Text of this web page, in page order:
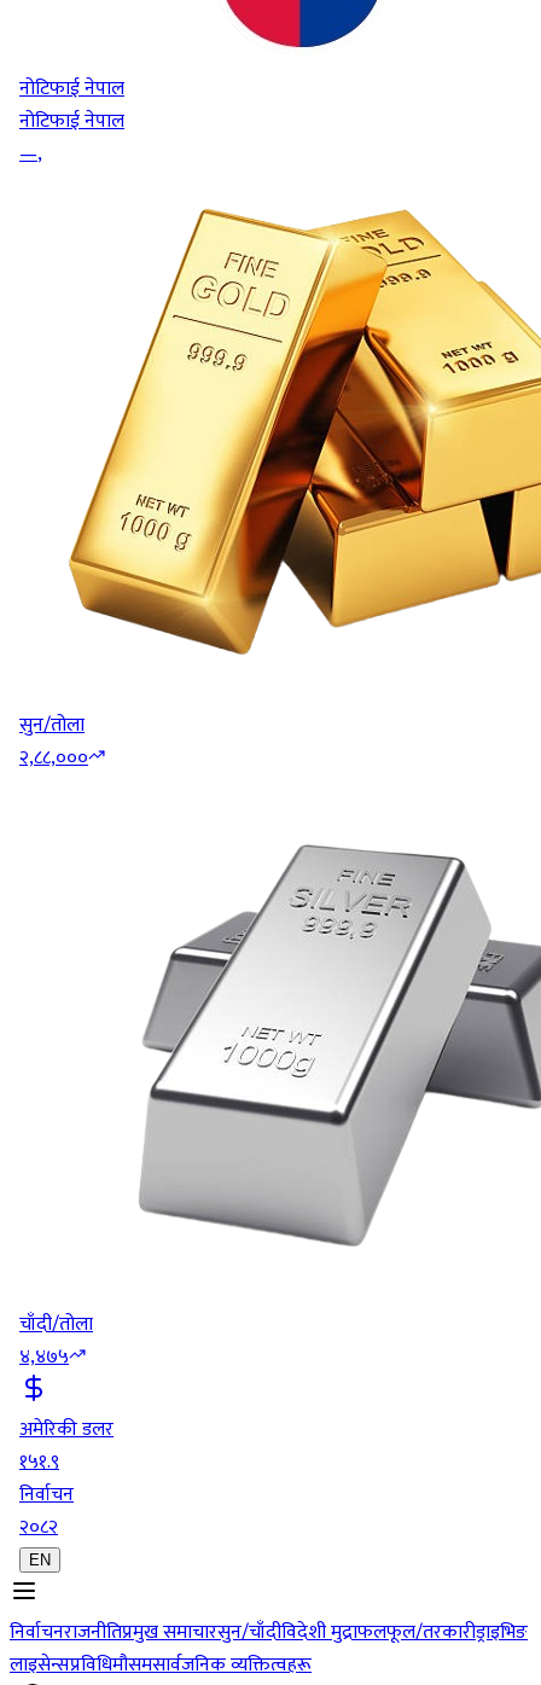
नोटिफाई नेपाल
नोटिफाई नेपाल
—,
सुन/तोला
२,८८,०००
चाँदी/तोला
४,४७५
अमेरिकी डलर
१५१.९
निर्वाचन
२०८२
EN
निर्वाचनराजनीतिप्रमुख समाचारसुन/चाँदीविदेशी मुद्राफलफूल/तरकारीड्राइभिङ
लाइसेन्सप्रविधिमौसमसार्वजनिक व्यक्तित्वहरू